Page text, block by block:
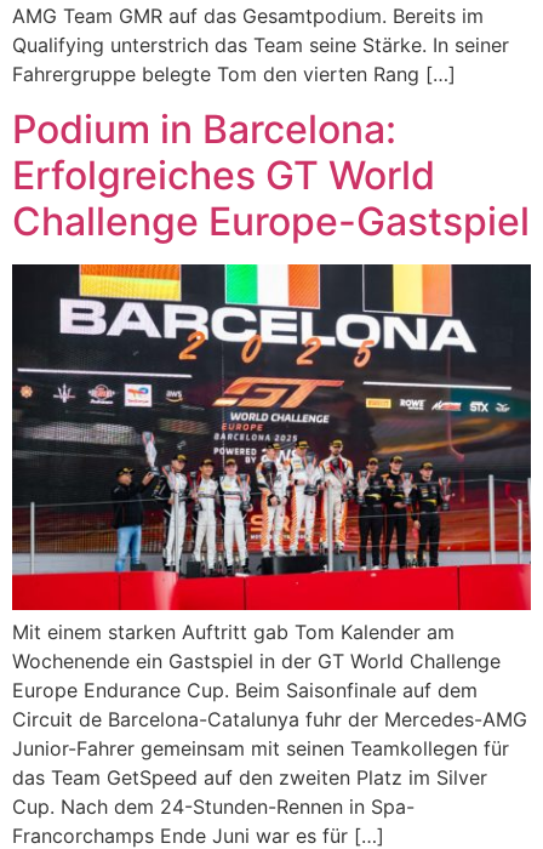
AMG Team GMR auf das Gesamtpodium. Bereits im
Qualifying unterstrich das Team seine Stärke. In seiner
Fahrergruppe belegte Tom den vierten Rang […]
Podium in Barcelona:
Erfolgreiches GT World
Challenge Europe-Gastspiel
Mit einem starken Auftritt gab Tom Kalender am
Wochenende ein Gastspiel in der GT World Challenge
Europe Endurance Cup. Beim Saisonfinale auf dem
Circuit de Barcelona-Catalunya fuhr der Mercedes-AMG
Junior-Fahrer gemeinsam mit seinen Teamkollegen für
das Team GetSpeed auf den zweiten Platz im Silver
Cup. Nach dem 24-Stunden-Rennen in Spa-
Francorchamps Ende Juni war es für […]